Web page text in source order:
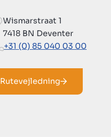
Wismarstraat 1
7418 BN Deventer
+31 (0) 85 040 03 00
Rutevejledning